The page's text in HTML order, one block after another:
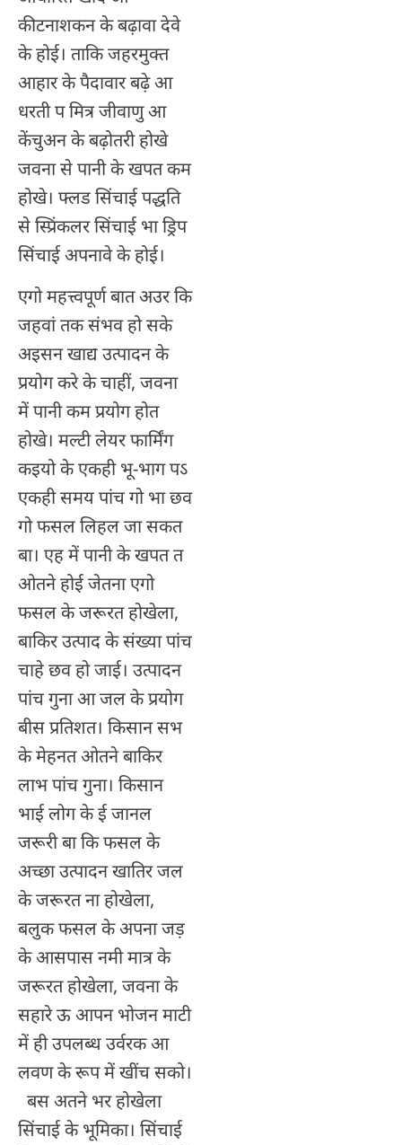
कीटनाशकन के बढ़ावा देवे
के होई। ताकि जहरमुक्त
आहार के पैदावार बढ़े आ
धरती प मित्र जीवाणु आ
केंचुअन के बढ़ोतरी होखे
जवना से पानी के खपत कम
होखे। फ्लड सिंचाई पद्धति
से स्प्रिंकलर सिंचाई भा ड्रिप
सिंचाई अपनावे के होई।
एगो महत्त्वपूर्ण बात अउर कि
जहवां तक संभव हो सके
अइसन खाद्य उत्पादन के
प्रयोग करे के चाहीं, जवना
में पानी कम प्रयोग होत
होखे। मल्टी लेयर फार्मिंग
कइयो के एकही भू-भाग पऽ
एकही समय पांच गो भा छव
गो फसल लिहल जा सकत
बा। एह में पानी के खपत त
ओतने होई जेतना एगो
फसल के जरूरत होखेला,
बाकिर उत्पाद के संख्या पांच
चाहे छव हो जाई। उत्पादन
पांच गुना आ जल के प्रयोग
बीस प्रतिशत। किसान सभ
के मेहनत ओतने बाकिर
लाभ पांच गुना। किसान
भाई लोग के ई जानल
जरूरी बा कि फसल के
अच्छा उत्पादन खातिर जल
के जरूरत ना होखेला,
बलुक फसल के अपना जड़
के आसपास नमी मात्र के
जरूरत होखेला, जवना के
सहारे ऊ आपन भोजन माटी
में ही उपलब्ध उर्वरक आ
लवण के रूप में खींच सको।
बस अतने भर होखेला
सिंचाई के भूमिका। सिंचाई